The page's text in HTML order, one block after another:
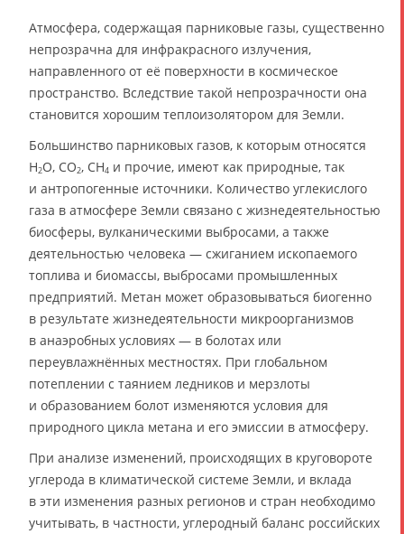
Атмосфера, содержащая парниковые газы, существенно
непрозрачна для инфракрасного излучения,
направленного от её поверхности в космическое
пространство. Вследствие такой непрозрачности она
становится хорошим теплоизолятором для Земли.
Большинство парниковых газов, к которым относятся
H2O, CO2, CH4 и прочие, имеют как природные, так
и антропогенные источники. Количество углекислого
газа в атмосфере Земли связано с жизнедеятельностью
биосферы, вулканическими выбросами, а также
деятельностью человека — сжиганием ископаемого
топлива и биомассы, выбросами промышленных
предприятий. Метан может образовываться биогенно
в результате жизнедеятельности микроорганизмов
в анаэробных условиях — в болотах или
переувлажнённых местностях. При глобальном
потеплении с таянием ледников и мерзлоты
и образованием болот изменяются условия для
природного цикла метана и его эмиссии в атмосферу.
При анализе изменений, происходящих в круговороте
углерода в климатической системе Земли, и вклада
в эти изменения разных регионов и стран необходимо
учитывать, в частности, углеродный баланс российских